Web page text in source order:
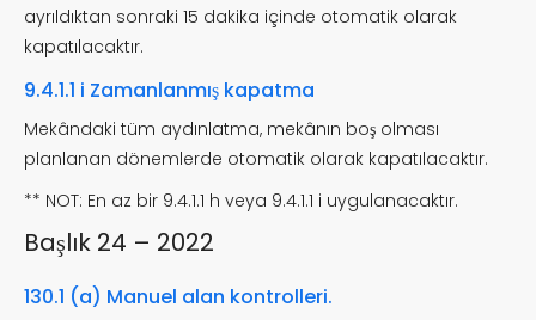
ayrıldıktan sonraki 15 dakika içinde otomatik olarak
kapatılacaktır.
9.4.1.1 i Zamanlanmış kapatma
Mekândaki tüm aydınlatma, mekânın boş olması
planlanan dönemlerde otomatik olarak kapatılacaktır.
** NOT: En az bir 9.4.1.1 h veya 9.4.1.1 i uygulanacaktır.
Başlık 24 – 2022
130.1 (a) Manuel alan kontrolleri.